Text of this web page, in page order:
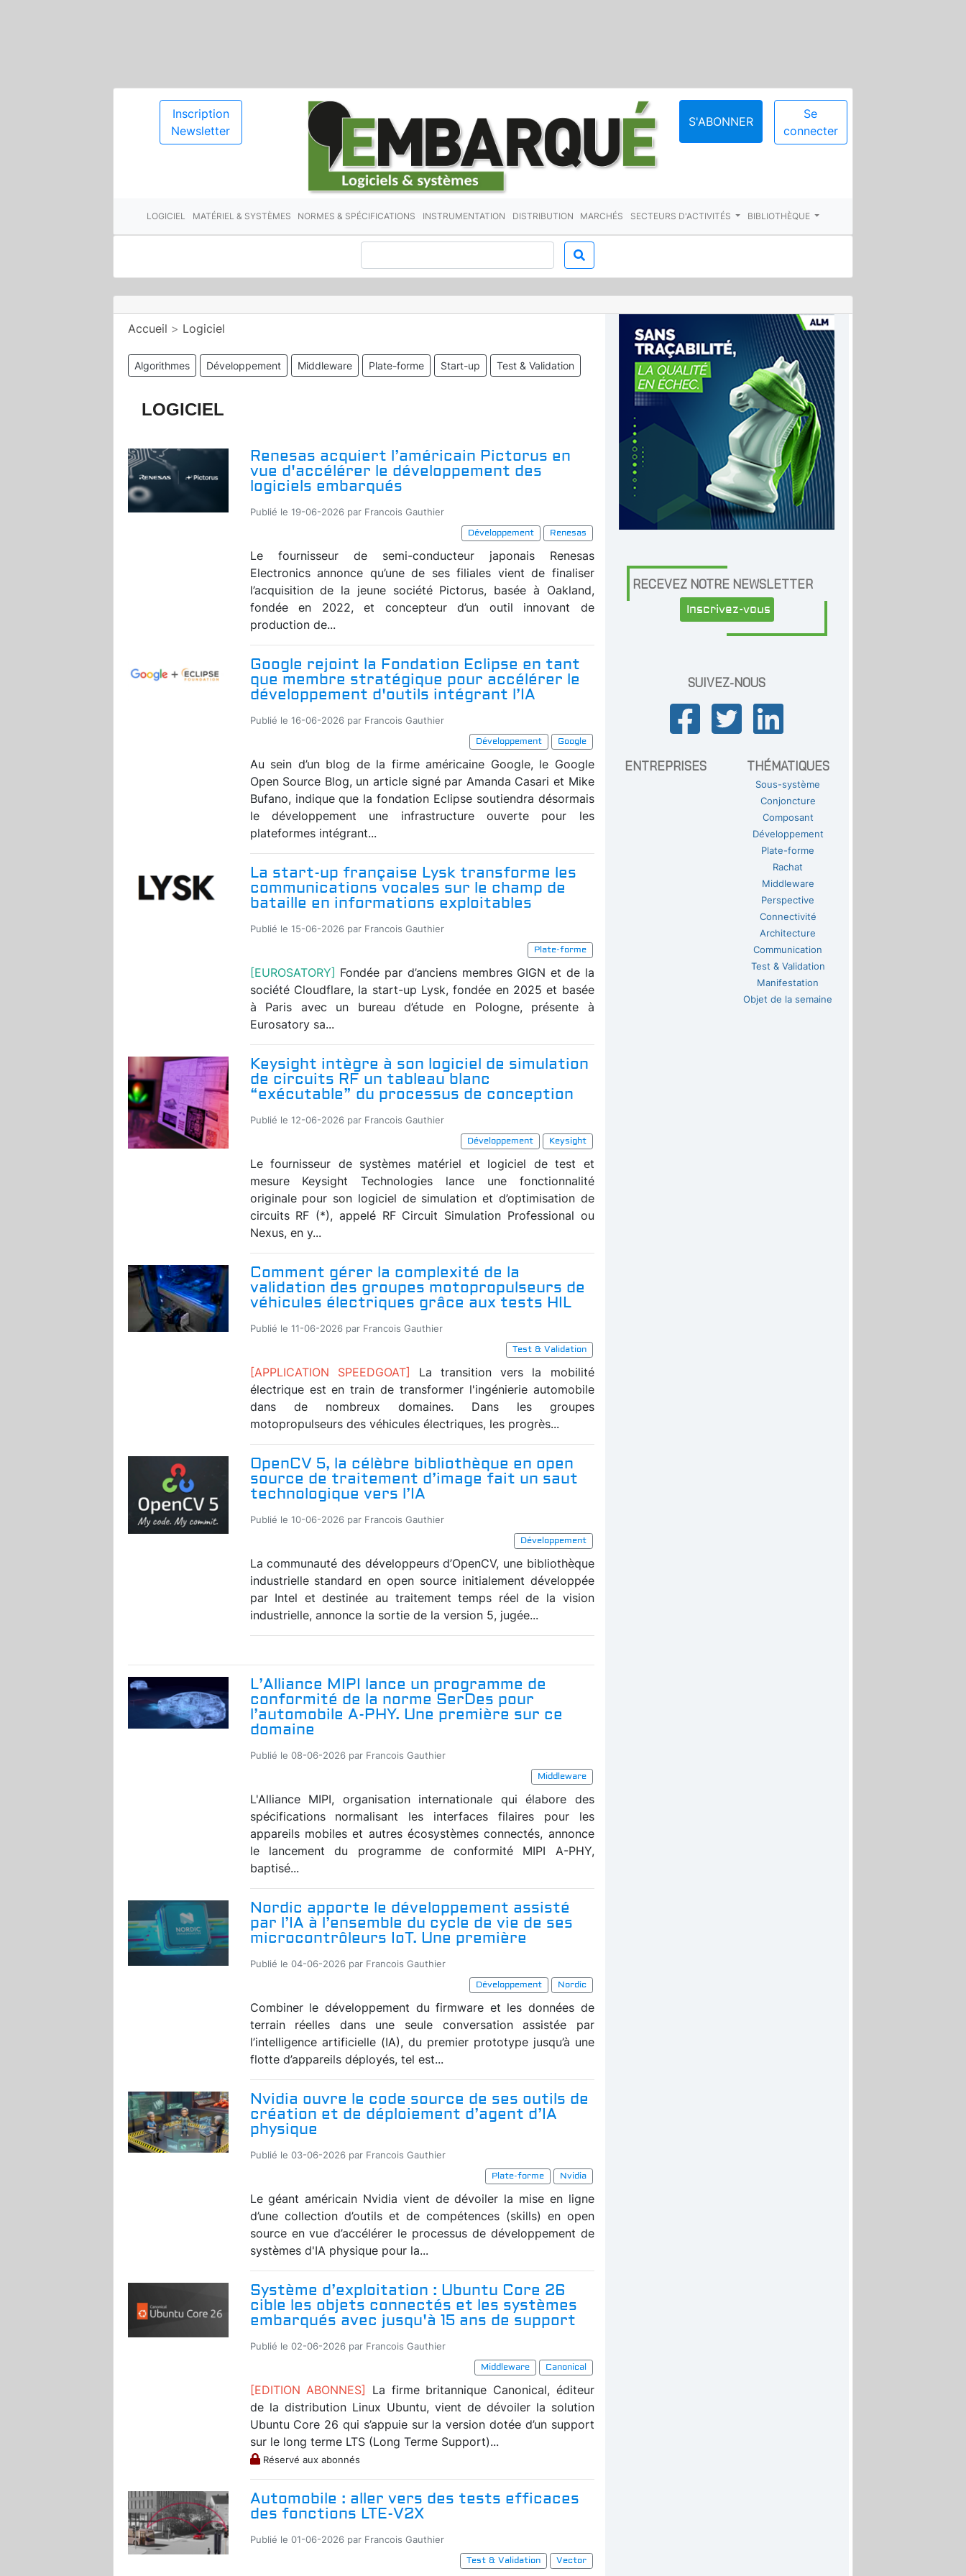
Inscription
Newsletter
S'ABONNER
Se
connecter
LOGICIEL MATÉRIEL & SYSTÈMES NORMES & SPÉCIFICATIONS INSTRUMENTATION DISTRIBUTION MARCHÉS SECTEURS D'ACTIVITÉS BIBLIOTHÈQUE
Accueil > Logiciel
Algorithmes Développement Middleware Plate-forme Start-up Test & Validation
LOGICIEL
Renesas acquiert l’américain Pictorus en
vue d'accélérer le développement des
logiciels embarqués
Publié le 19-06-2026 par Francois Gauthier
Développement
Renesas
Le fournisseur de semi-conducteur japonais Renesas
Electronics annonce qu’une de ses filiales vient de finaliser
l’acquisition de la jeune société Pictorus, basée à Oakland,
fondée en 2022, et concepteur d’un outil innovant de
production de...
Google rejoint la Fondation Eclipse en tant
que membre stratégique pour accélérer le
développement d'outils intégrant l’IA
Publié le 16-06-2026 par Francois Gauthier
Développement
Google
Au sein d’un blog de la firme américaine Google, le Google
Open Source Blog, un article signé par Amanda Casari et Mike
Bufano, indique que la fondation Eclipse soutiendra désormais
le développement une infrastructure ouverte pour les
plateformes intégrant...
La start-up française Lysk transforme les
communications vocales sur le champ de
bataille en informations exploitables
Publié le 15-06-2026 par Francois Gauthier
Plate-forme
[EUROSATORY] Fondée par d’anciens membres GIGN et de la
société Cloudflare, la start-up Lysk, fondée en 2025 et basée
à Paris avec un bureau d’étude en Pologne, présente à
Eurosatory sa...
Keysight intègre à son logiciel de simulation
de circuits RF un tableau blanc
“exécutable” du processus de conception
Publié le 12-06-2026 par Francois Gauthier
Développement
Keysight
Le fournisseur de systèmes matériel et logiciel de test et
mesure Keysight Technologies lance une fonctionnalité
originale pour son logiciel de simulation et d’optimisation de
circuits RF (*), appelé RF Circuit Simulation Professional ou
Nexus, en y...
Comment gérer la complexité de la
validation des groupes motopropulseurs de
véhicules électriques grâce aux tests HIL
Publié le 11-06-2026 par Francois Gauthier
Test & Validation
[APPLICATION SPEEDGOAT] La transition vers la mobilité
électrique est en train de transformer l'ingénierie automobile
dans de nombreux domaines. Dans les groupes
motopropulseurs des véhicules électriques, les progrès...
OpenCV 5, la célèbre bibliothèque en open
source de traitement d’image fait un saut
technologique vers l’IA
Publié le 10-06-2026 par Francois Gauthier
Développement
La communauté des développeurs d’OpenCV, une bibliothèque
industrielle standard en open source initialement développée
par Intel et destinée au traitement temps réel de la vision
industrielle, annonce la sortie de la version 5, jugée...
L’Alliance MIPI lance un programme de
conformité de la norme SerDes pour
l’automobile A-PHY. Une première sur ce
domaine
Publié le 08-06-2026 par Francois Gauthier
Middleware
L'Alliance MIPI, organisation internationale qui élabore des
spécifications normalisant les interfaces filaires pour les
appareils mobiles et autres écosystèmes connectés, annonce
le lancement du programme de conformité MIPI A-PHY,
baptisé...
Nordic apporte le développement assisté
par l’IA à l’ensemble du cycle de vie de ses
microcontrôleurs IoT. Une première
Publié le 04-06-2026 par Francois Gauthier
Développement
Nordic
Combiner le développement du firmware et les données de
terrain réelles dans une seule conversation assistée par
l’intelligence artificielle (IA), du premier prototype jusqu’à une
flotte d’appareils déployés, tel est...
Nvidia ouvre le code source de ses outils de
création et de déploiement d’agent d’IA
physique
Publié le 03-06-2026 par Francois Gauthier
Plate-forme
Nvidia
Le géant américain Nvidia vient de dévoiler la mise en ligne
d’une collection d’outils et de compétences (skills) en open
source en vue d’accélérer le processus de développement de
systèmes d'IA physique pour la...
Système d’exploitation : Ubuntu Core 26
cible les objets connectés et les systèmes
embarqués avec jusqu'à 15 ans de support
Publié le 02-06-2026 par Francois Gauthier
Middleware
Canonical
[EDITION ABONNES] La firme britannique Canonical, éditeur
de la distribution Linux Ubuntu, vient de dévoiler la solution
Ubuntu Core 26 qui s’appuie sur la version dotée d’un support
sur le long terme LTS (Long Terme Support)...
Réservé aux abonnés
Automobile : aller vers des tests efficaces
des fonctions LTE-V2X
Publié le 01-06-2026 par Francois Gauthier
Test & Validation
Vector
RECEVEZ NOTRE NEWSLETTER
Inscrivez-vous
SUIVEZ-NOUS
ENTREPRISES THÉMATIQUES
Sous-système
Conjoncture
Composant
Développement
Plate-forme
Rachat
Middleware
Perspective
Connectivité
Architecture
Communication
Test & Validation
Manifestation
Objet de la semaine